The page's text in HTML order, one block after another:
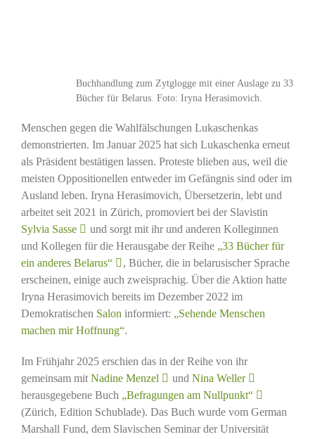
Buchhandlung zum Zytglogge mit einer Auslage zu 33
Bücher für Belarus. Foto: Iryna Herasimovich.
Menschen gegen die Wahlfälschungen Lukaschenkas
demonstrierten. Im Januar 2025 hat sich Lukaschenka erneut
als Präsident bestätigen lassen. Proteste blieben aus, weil die
meisten Oppositionellen entweder im Gefängnis sind oder im
Ausland leben. Iryna Herasimovich, Übersetzerin, lebt und
arbeitet seit 2021 in Zürich, promoviert bei der Slavistin
Sylvia Sasse
und sorgt mit ihr und anderen Kolleginnen
und Kollegen für die Herausgabe der Reihe „33 Bücher für
ein anderes Belarus“
, Bücher, die in belarusischer Sprache
erscheinen, einige auch zweisprachig. Über die Aktion hatte
Iryna Herasimovich bereits im Dezember 2022 im
Demokratischen Salon informiert: „Sehende Menschen
machen mir Hoffnung“.
Im Frühjahr 2025 erschien das in der Reihe von ihr
gemeinsam mit Nadine Menzel und Nina Weller
herausgegebene Buch „Befragungen am Nullpunkt“
(Zürich, Edition Schublade). Das Buch wurde vom German
Marshall Fund, dem Slavischen Seminar der Universität